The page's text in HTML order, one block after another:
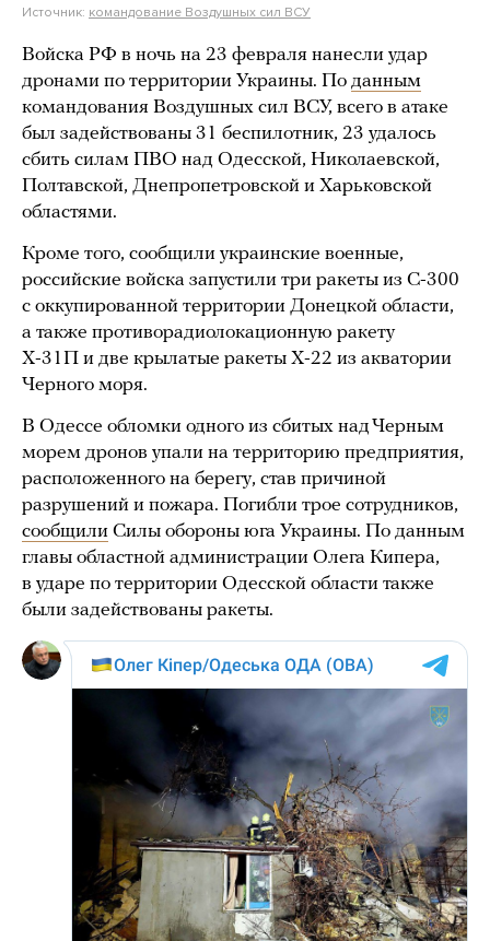
Источник: командование Воздушных сил ВСУ
Войска РФ в ночь на 23 февраля нанесли удар
дронами по территории Украины. По данным
командования Воздушных сил ВСУ, всего в атаке
был задействованы 31 беспилотник, 23 удалось
сбить силам ПВО над Одесской, Николаевской,
Полтавской, Днепропетровской и Харьковской
областями.
Кроме того, сообщили украинские военные,
российские войска запустили три ракеты из С-300
с оккупированной территории Донецкой области,
а также противорадиолокационную ракету
Х-31П и две крылатые ракеты Х-22 из акватории
Черного моря.
В Одессе обломки одного из сбитых над Черным
морем дронов упали на территорию предприятия,
расположенного на берегу, став причиной
разрушений и пожара. Погибли трое сотрудников,
сообщили Силы обороны юга Украины. По данным
главы областной администрации Олега Кипера,
в ударе по территории Одесской области также
были задействованы ракеты.